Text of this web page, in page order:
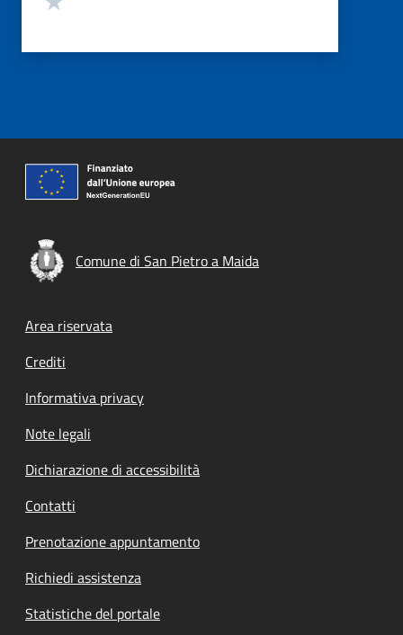
Comune di San Pietro a Maida
Footer menu
Area riservata
Crediti
Informativa privacy
Note legali
Dichiarazione di accessibilità
Contatti
Prenotazione appuntamento
Richiedi assistenza
Statistiche del portale